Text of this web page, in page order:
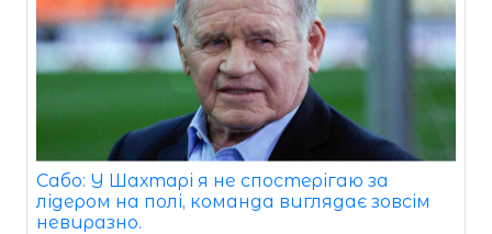
Сабо: У Шахтарі я не спостерігаю за
лідером на полі, команда виглядає зовсім
невиразно.